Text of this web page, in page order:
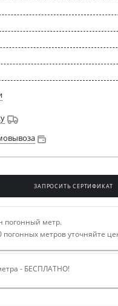
ЗАПРОСИТЬ СЕРТИФИКАТ
погонный метр.
погонных метров уточняйте
- БЕСПЛАТНО!